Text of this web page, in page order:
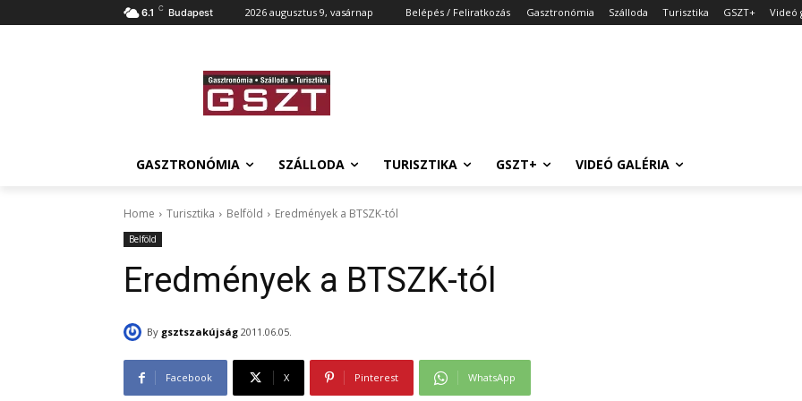
6.1 C Budapest 2026 augusztus 9, vasárnap Belépés / Feliratkozás Gasztronómia Szálloda Turisztika GSZT+ Videó
GASZTRONÓMIA SZÁLLODA TURISZTIKA GSZT+ VIDEÓ GALÉRIA
Home Turisztika Belföld Eredmények a BTSZK-tól
Belföld
Eredmények a BTSZK-tól
By gsztszakújság 2011.06.05.
Facebook X Pinterest WhatsApp